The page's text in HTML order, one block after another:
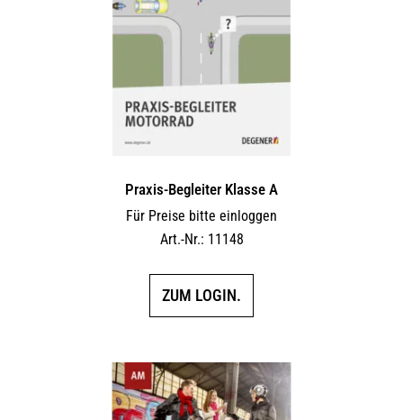
Praxis-Begleiter Klasse A
Für Preise bitte einloggen
Art.-Nr.: 11148
ZUM LOGIN.